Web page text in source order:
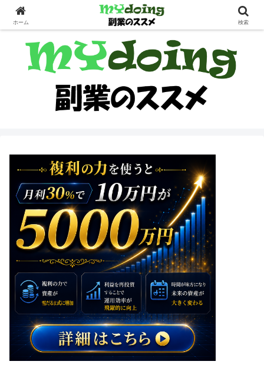
副業界隈
ホーム 検索